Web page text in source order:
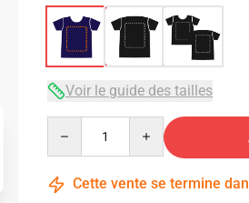
Voir le guide des tailles
Cette vente se termine